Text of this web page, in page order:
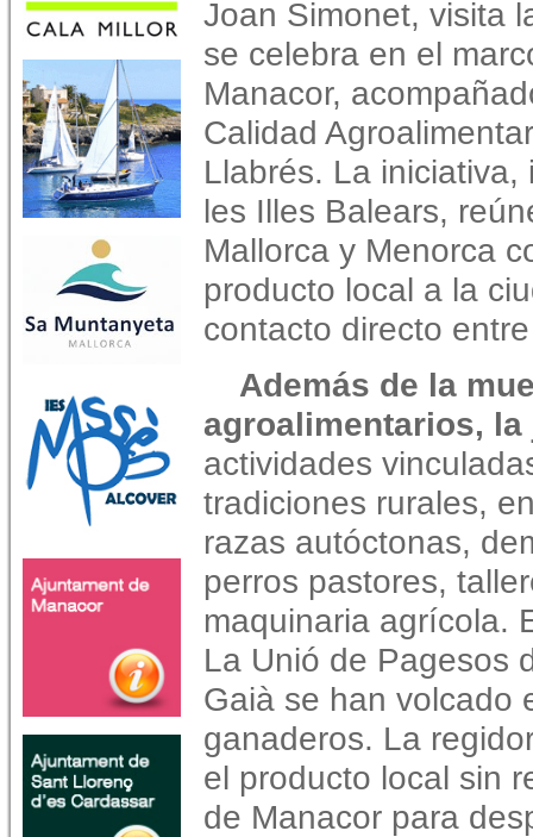
Joan Simonet, visita
se celebra en el
Manacor,
Calidad
Llabrés. La
les Illes Balears,
Mallorca y Menorca
producto local a la
contacto directo
Además de la
agroalimentarios, la
actividades
tradiciones rurales,
razas autóctonas,
perros pastores,
maquinaria agrícola.
La Unió de Pagesos
Gaià se han volcado
ganaderos. La
el producto local sin
de Manacor para